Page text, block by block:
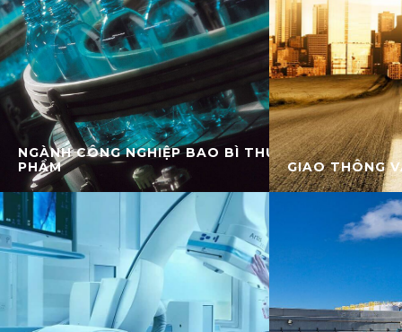
NGÀNH CÔNG NGHIỆP BAO BÌ THỰC
PHẨM
GIAO THÔNG